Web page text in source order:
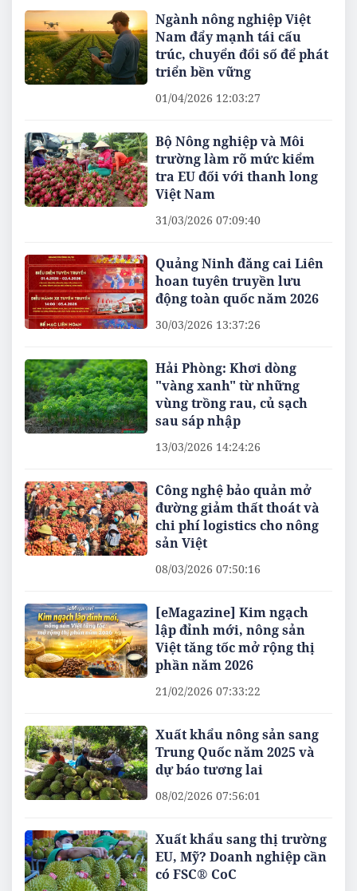
Ngành nông nghiệp Việt
Nam đẩy mạnh tái cấu
trúc, chuyển đổi số để phát
triển bền vững
01/04/2026 12:03:27
Bộ Nông nghiệp và Môi
trường làm rõ mức kiểm
tra EU đối với thanh long
Việt Nam
31/03/2026 07:09:40
Quảng Ninh đăng cai Liên
hoan tuyên truyền lưu
động toàn quốc năm 2026
30/03/2026 13:37:26
Hải Phòng: Khơi dòng
"vàng xanh" từ những
vùng trồng rau, củ sạch
sau sáp nhập
13/03/2026 14:24:26
Công nghệ bảo quản mở
đường giảm thất thoát và
chi phí logistics cho nông
sản Việt
08/03/2026 07:50:16
[eMagazine] Kim ngạch
lập đỉnh mới, nông sản
Việt tăng tốc mở rộng thị
phần năm 2026
21/02/2026 07:33:22
Xuất khẩu nông sản sang
Trung Quốc năm 2025 và
dự báo tương lai
08/02/2026 07:56:01
Xuất khẩu sang thị trường
EU, Mỹ? Doanh nghiệp cần
có FSC® CoC